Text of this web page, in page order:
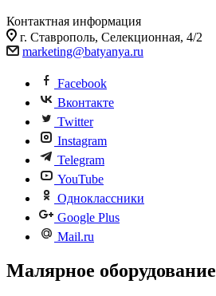
Контактная информация
г. Ставрополь, Селекционная, 4/2
marketing@batyanya.ru
Facebook
Вконтакте
Twitter
Instagram
Telegram
YouTube
Одноклассники
Google Plus
Mail.ru
Малярное оборудование